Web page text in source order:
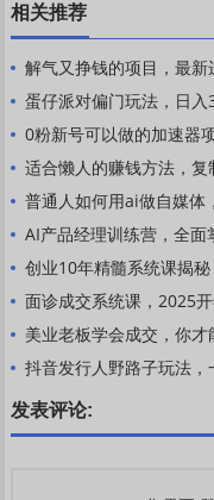
相关推荐
解气又挣钱的项目，最新违
蛋仔派对偏门玩法，日
0粉新号可以做的加速器项目，实
适合懒人的赚钱方法，
普通人如何用ai做自媒体
AI产品经理训练营，全面
创业10年精髓系统课揭秘
面诊成交系统课，2025
美业老板学会成交，你才能开
抖音发行人野路子玩法，
发表评论: